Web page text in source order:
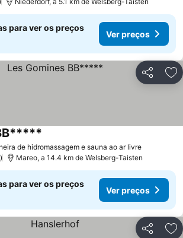
para ver os preços
Ver preços
Partilhar
de hidromassagem e sauna ao ar livre
Mareo, a 14.4 km de Welsberg-Taisten
para ver os preços
Ver preços
Partilhar